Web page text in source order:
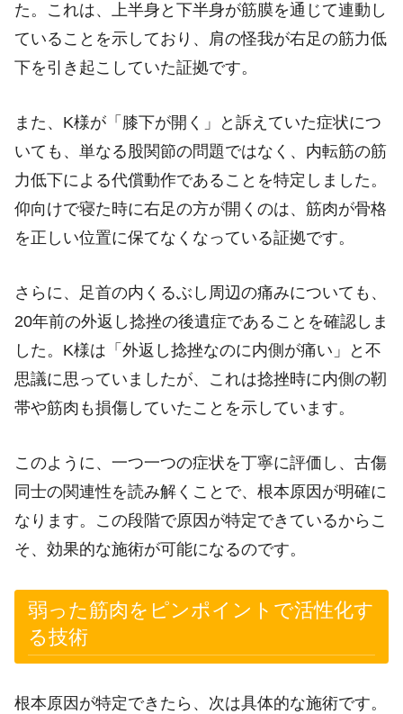
た。これは、上半身と下半身が筋膜を通じて連動し
ていることを示しており、肩の怪我が右足の筋力低
下を引き起こしていた証拠です。
また、K様が「膝下が開く」と訴えていた症状につ
いても、単なる股関節の問題ではなく、内転筋の筋
力低下による代償動作であることを特定しました。
仰向けで寝た時に右足の方が開くのは、筋肉が骨格
を正しい位置に保てなくなっている証拠です。
さらに、足首の内くるぶし周辺の痛みについても、
20年前の外返し捻挫の後遺症であることを確認しま
した。K様は「外返し捻挫なのに内側が痛い」と不
思議に思っていましたが、これは捻挫時に内側の靭
帯や筋肉も損傷していたことを示しています。
このように、一つ一つの症状を丁寧に評価し、古傷
同士の関連性を読み解くことで、根本原因が明確に
なります。この段階で原因が特定できているからこ
そ、効果的な施術が可能になるのです。
弱った筋肉をピンポイントで活性化す
る技術
根本原因が特定できたら、次は具体的な施術です。